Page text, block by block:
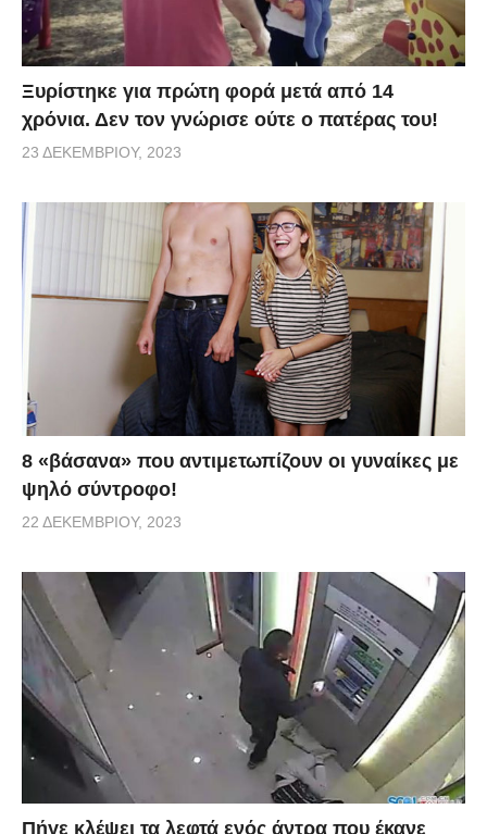
Ξυρίστηκε για πρώτη φορά μετά από 14
χρόνια. Δεν τον γνώρισε ούτε ο πατέρας του!
23 ΔΕΚΕΜΒΡΊΟΥ, 2023
8 «βάσανα» που αντιμετωπίζουν οι γυναίκες με
ψηλό σύντροφο!
22 ΔΕΚΕΜΒΡΊΟΥ, 2023
Πήγε κλέψει τα λεφτά ενός άντρα που έκανε